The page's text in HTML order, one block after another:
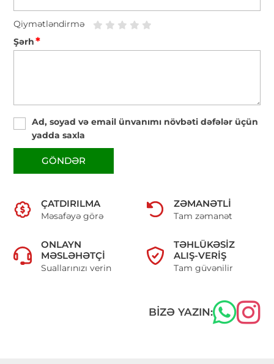
Qiymətləndirmə
Şərh*
Ad, soyad və email ünvanımı növbəti dəfələr üçün
yadda saxla
GÖNDƏR
ÇATDIRILMA
Məsafəyə görə
ZƏMANƏTLI
Tam zəmanət
ONLAYN
MƏSLƏHƏTÇI
Suallarınızı verin
TƏHLÜKƏSIZ
ALIŞ-VERIŞ
Tam güvənilir
BIZƏ YAZIN: